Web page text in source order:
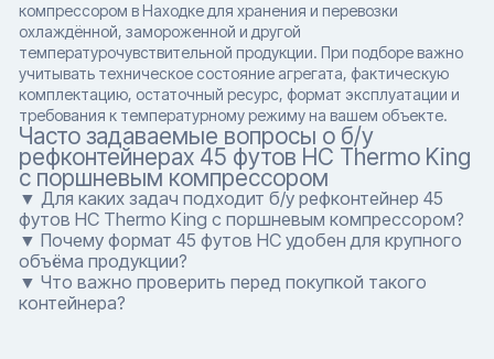
компрессором в Находке для хранения и перевозки
охлаждённой, замороженной и другой
температурочувствительной продукции. При подборе важно
учитывать техническое состояние агрегата, фактическую
комплектацию, остаточный ресурс, формат эксплуатации и
требования к температурному режиму на вашем объекте.
Часто задаваемые вопросы о б/у
рефконтейнерах 45 футов HC Thermo King
с поршневым компрессором
▼ Для каких задач подходит б/у рефконтейнер 45
футов HC Thermo King с поршневым компрессором?
▼ Почему формат 45 футов HC удобен для крупного
объёма продукции?
▼ Что важно проверить перед покупкой такого
контейнера?